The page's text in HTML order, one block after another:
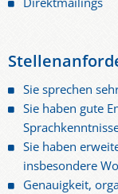
Sie sprechen
Sie haben gute
Sie haben
insbesondere
Genauigkeit,